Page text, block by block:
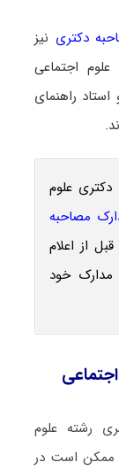
دکتری نیز
اجتماعی
راهنمای
علوم
مصاحبه
از اعلام
خود
رشته علوم
ممکن است در